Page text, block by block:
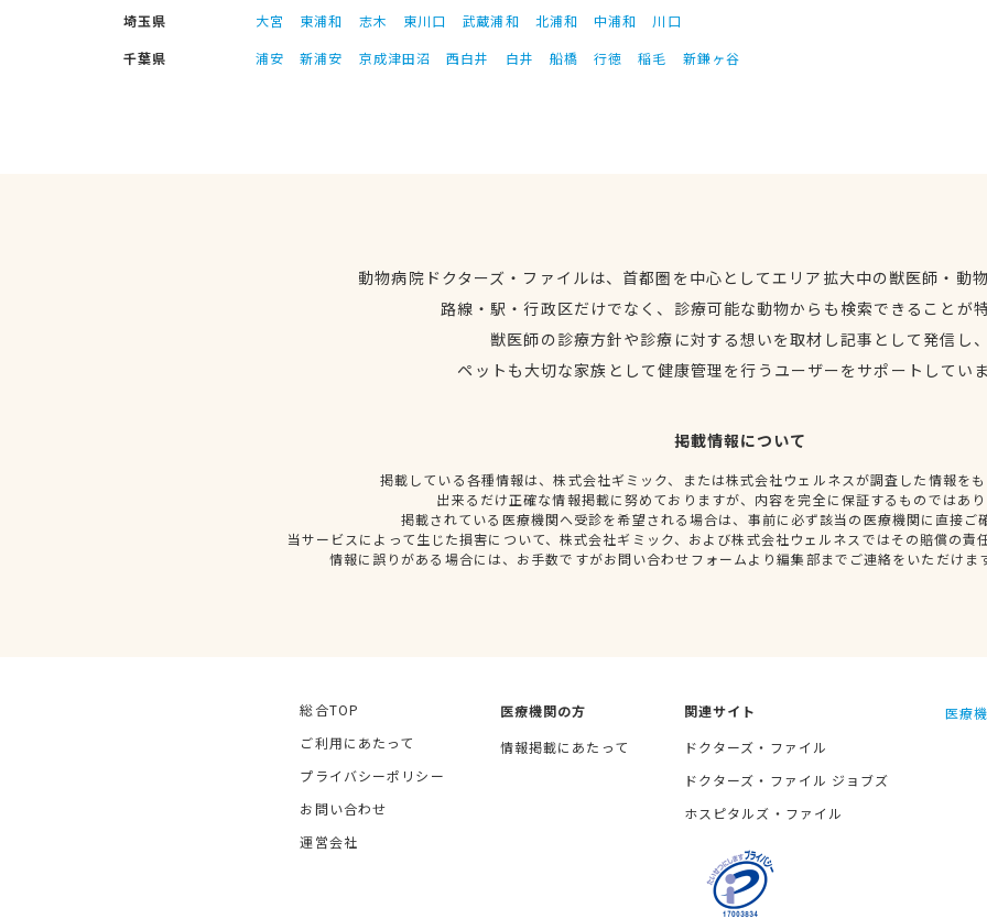
埼玉県
大宮 東浦和 志木 東川口 武蔵浦和 北浦和 中浦和
川口
千葉県
浦安 新浦安 京成津田沼 西白井 白井 船橋 行徳 稲毛 新鎌ヶ谷
動物病院ドクターズ・ファイルは、首都圏を中心としてエリア拡大中の獣医師・動
路線・駅・行政区だけでなく、診療可能な動物からも検索できることが
獣医師の診療方針や診療に対する想いを取材し記事として発信し
ペットも大切な家族として健康管理を行うユーザーをサポートしてい
掲載情報について
掲載している各種情報は、株式会社ギミック、または株式会社ウェルネスが調査した情報を
出来るだけ正確な情報掲載に努めておりますが、内容を完全に保証するものではあ
掲載されている医療機関へ受診を希望される場合は、事前に必ず該当の医療機関に直接ご
当サービスによって生じた損害について、株式会社ギミック、および株式会社ウェルネスではその賠償の責
情報に誤りがある場合には、お手数ですがお問い合わせフォームより編集部までご連絡をいただけま
総合TOP
ご利用にあたって
プライバシーポリシー
お問い合わせ
運営会社
医療機関の方
情報掲載にあたって
関連サイト
ドクターズ・ファイル
ドクターズ・ファイル ジョブズ
ホスピタルズ・ファイル
医療